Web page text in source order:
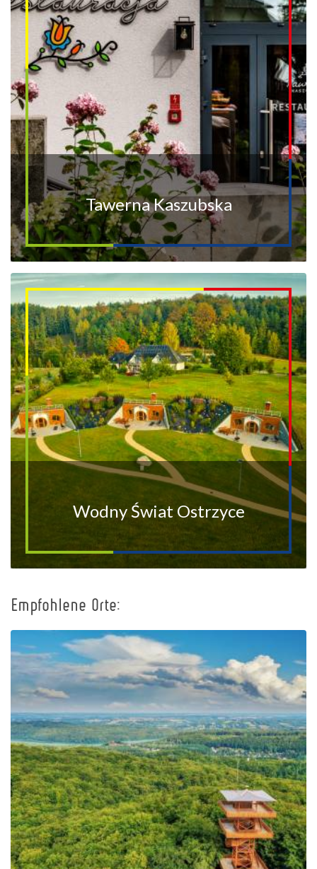
Tawerna Kaszubska
Wodny Świat Ostrzyce
+
−
Empfohlene Orte:
Johannes-Paul-II.-
Aussichtsturm in
Wieżyca